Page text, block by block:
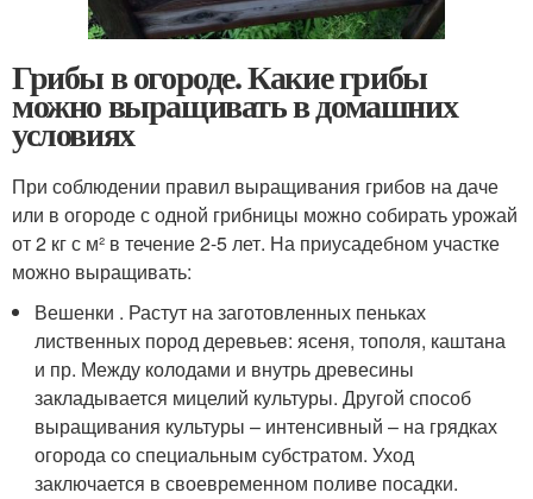
Грибы в огороде. Какие грибы
можно выращивать в домашних
условиях
При соблюдении правил выращивания грибов на даче
или в огороде с одной грибницы можно собирать урожай
от 2 кг с м² в течение 2-5 лет. На приусадебном участке
можно выращивать:
Вешенки . Растут на заготовленных пеньках
лиственных пород деревьев: ясеня, тополя, каштана
и пр. Между колодами и внутрь древесины
закладывается мицелий культуры. Другой способ
выращивания культуры – интенсивный – на грядках
огорода со специальным субстратом. Уход
заключается в своевременном поливе посадки.